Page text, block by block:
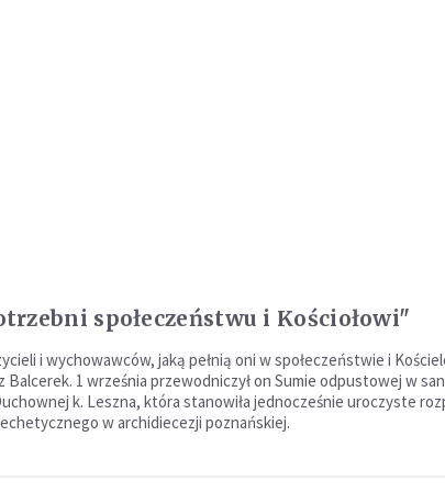
społeczeństwu i Kościołowi"
i wychowawców, jaką pełnią oni w społeczeństwie i
Balcerek. 1 września przewodniczył on Sumie odpustowej w
k. Leszna, która stanowiła jednocześnie uroczyste
w archidiecezji poznańskiej.